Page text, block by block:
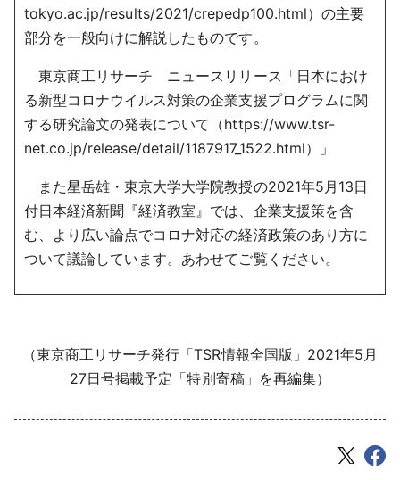
tokyo.ac.jp/results/2021/crepedp100.html）の主要
部分を一般向けに解説したものです。
東京商工リサーチ ニュースリリース「日本におけ
る新型コロナウイルス対策の企業支援プログラムに関
する研究論文の発表について（https://www.tsr-
net.co.jp/release/detail/1187917_1522.html）」
また星岳雄・東京大学大学院教授の2021年5月13日
付日本経済新聞『経済教室』では、企業支援策を含
む、より広い論点でコロナ対応の経済政策のあり方に
ついて議論しています。あわせてご覧ください。
（東京商工リサーチ発行「TSR情報全国版」2021年5月
27日号掲載予定「特別寄稿」を再編集）